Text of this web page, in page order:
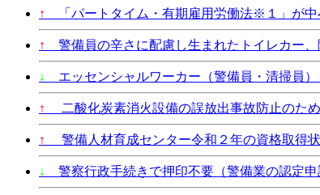
↑ 「パートタイム・有期雇用労働法※１」が中
↑ 警備員の辛さに配慮し生まれたトイレカー
↓ エッセンシャルワーカー（警備員・清掃員）
↑ 二酸化炭素消火設備の誤放出事故防止のた
↑ 警備人材育成センター令和２年の資格取得
↓ 警察行政手続きで押印不要（警備業の認定申